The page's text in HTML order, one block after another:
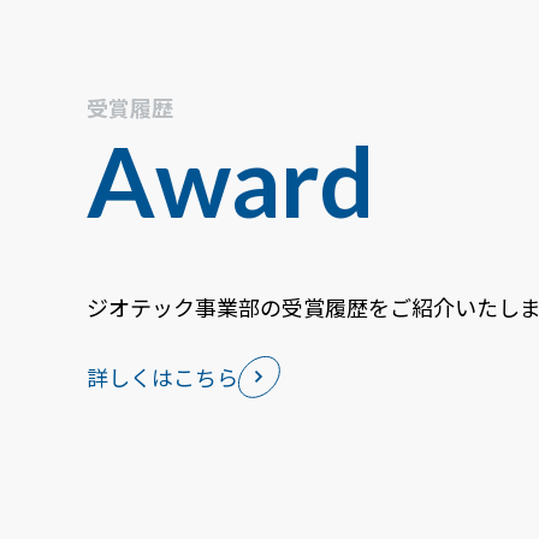
受賞履歴
Award
ジオテック事業部の受賞履歴をご紹介いたし
詳しくはこちら